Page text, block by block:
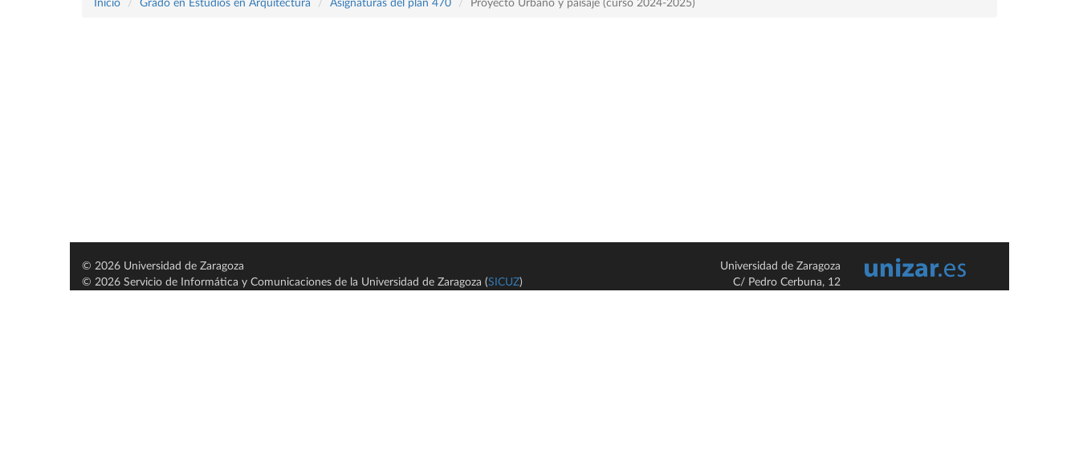
Inicio Grado en Estudios en Arquitectura Asignaturas del plan 470 Proyecto Urbano y paisaje (curso 2024-2025)
© 2026 Universidad de Zaragoza
© 2026 Servicio de Informática y Comunicaciones de la Universidad de Zaragoza (SICUZ)
Universidad de Zaragoza
C/ Pedro Cerbuna, 12